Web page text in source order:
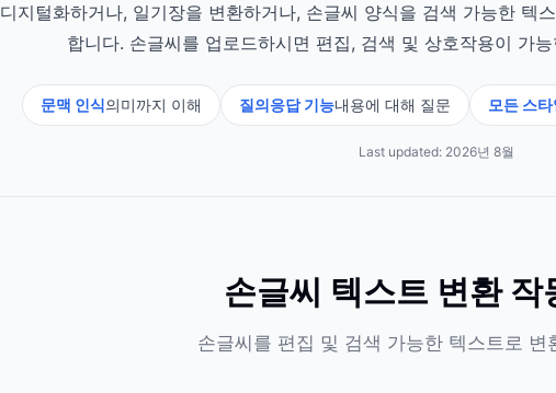
디지털화하거나, 일기장을 변환하거나, 손글씨 양식을 검색 가능한 텍
합니다. 손글씨를 업로드하시면 편집, 검색 및 상호작용이 가
문맥 인식의미까지 이해 질의응답 기능내용에 대해 질문 모든 스타
Last updated: 2026년 8월
손글씨 텍스트 변환 작
손글씨를 편집 및 검색 가능한 텍스트로 변